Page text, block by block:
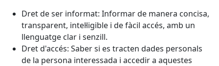
Dret de ser informat: Informar de manera concisa,
transparent, intel·ligible i de fàcil accés, amb un
llenguatge clar i senzill.
Dret d'accés: Saber si es tracten dades personals
de la persona interessada i accedir a aquestes